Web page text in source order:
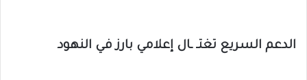
الدعم السريع تغتـ ـال إعلامي بارز في النهود